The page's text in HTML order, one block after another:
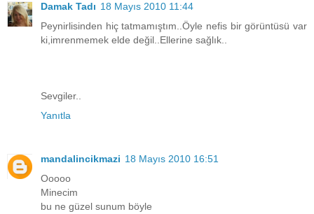
Damak Tadı 18 Mayıs 2010 11:44
Peynirlisinden hiç tatmamıştım..Öyle nefis bir görüntüsü var
ki,imrenmemek elde değil..Ellerine sağlık..
Sevgiler..
Yanıtla
mandalincikmazi 18 Mayıs 2010 16:51
Ooooo
Minecim
bu ne güzel sunum böyle